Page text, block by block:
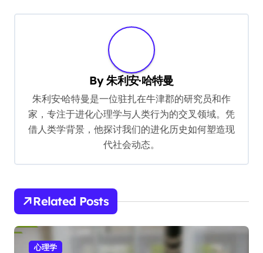
t
o
n
By朱利安·哈特曼
朱利安·哈特曼是一位驻扎在牛津郡的研究员和作
家，专注于进化心理学与人类行为的交叉领域。凭
借人类学背景，他探讨我们的进化历史如何塑造现
代社会动态。
Related Posts
心理学